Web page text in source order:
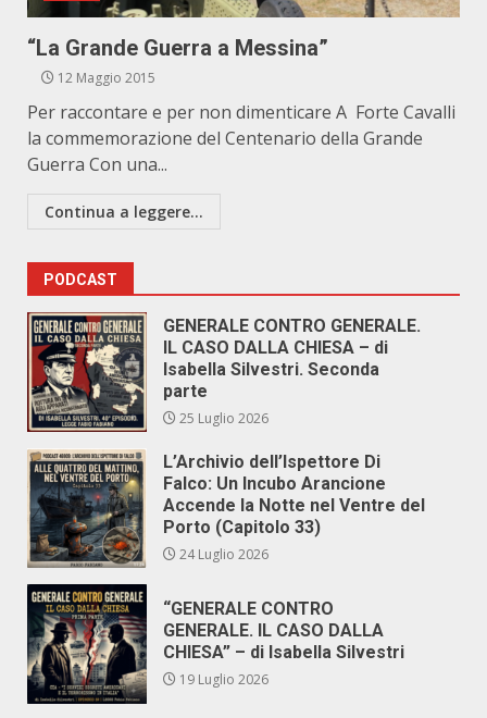
“La Grande Guerra a Messina”
12 Maggio 2015
Per raccontare e per non dimenticare A Forte Cavalli
la commemorazione del Centenario della Grande
Guerra Con una...
Continua a leggere...
PODCAST
GENERALE CONTRO GENERALE.
IL CASO DALLA CHIESA – di
Isabella Silvestri. Seconda
parte
25 Luglio 2026
L’Archivio dell’Ispettore Di
Falco: Un Incubo Arancione
Accende la Notte nel Ventre del
Porto (Capitolo 33)
24 Luglio 2026
“GENERALE CONTRO
GENERALE. IL CASO DALLA
CHIESA” – di Isabella Silvestri
19 Luglio 2026